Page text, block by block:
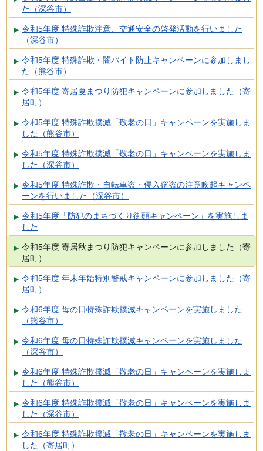
た（深谷市）
令和5年度 特殊詐欺注意、交通安全の啓発活動を行いました
（深谷市）
令和5年度 特殊詐欺・闇バイト防止キャンペーンに参加しまし
た（熊谷市）
令和5年度 寄居夏まつり防犯キャンペーンに参加しました（寄
居町）
令和5年度 特殊詐欺撲滅「敬老の日」キャンペーンを実施しま
した（熊谷市）
令和5年度 特殊詐欺撲滅「敬老の日」キャンペーンを実施しま
した（深谷市）
令和5年度 特殊詐欺・自転車盗・侵入窃盗の注意喚起キャンペ
ーンを行いました（深谷市）
令和5年度「防犯のまちづくり街頭キャンペーン」を実施しま
した
令和5年度 寄居秋まつり防犯キャンペーンに参加しました（寄
居町）
令和5年度 年末年始特別警戒キャンペーンに参加しました（寄
居町）
令和6年度 母の日特殊詐欺撲滅キャンペーンを実施しました
（熊谷市）
令和6年度 母の日特殊詐欺撲滅キャンペーンを実施しました
（深谷市）
令和6年度 特殊詐欺撲滅「敬老の日」キャンペーンを実施しま
した（熊谷市）
令和6年度 特殊詐欺撲滅「敬老の日」キャンペーンを実施しま
した（深谷市）
令和6年度 特殊詐欺撲滅「敬老の日」キャンペーンを実施しま
した（寄居町）